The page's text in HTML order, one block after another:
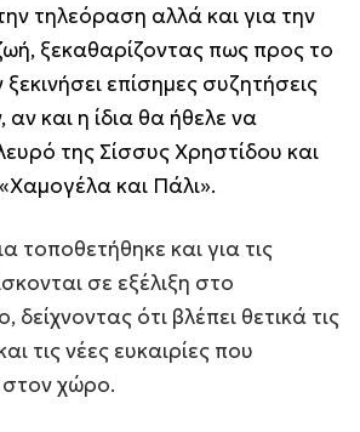
τηλεόραση αλλά και για την
ξεκαθαρίζοντας πως προς το
επίσημες συζητήσεις
αν και η ίδια θα ήθελε να
της Σίσσυς Χρηστίδου και
και Πάλι».
τοποθετήθηκε και για τις
σε εξέλιξη στο
δείχνοντας ότι βλέπει θετικά τις
τις νέες ευκαιρίες που
στον χώρο.